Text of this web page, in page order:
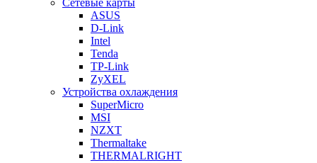
Сетевые карты
ASUS
D-Link
Intel
Tenda
TP-Link
ZyXEL
Устройства охлаждения
SuperMicro
MSI
NZXT
Thermaltake
THERMALRIGHT